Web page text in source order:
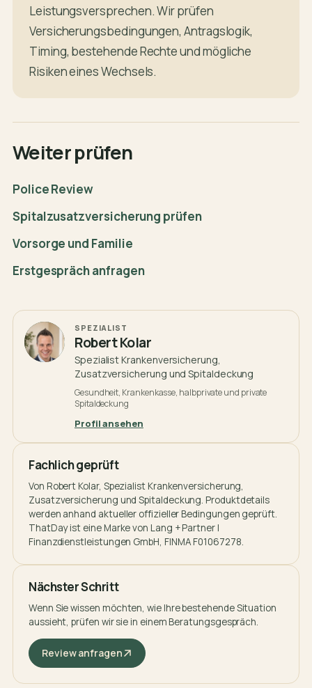
Leistungsversprechen. Wir prüfen
Versicherungsbedingungen, Antragslogik,
Timing, bestehende Rechte und mögliche
Risiken eines Wechsels.
Weiter prüfen
Police Review
Spitalzusatzversicherung prüfen
Vorsorge und Familie
Erstgespräch anfragen
SPEZIALIST
Robert Kolar
Spezialist Krankenversicherung,
Zusatzversicherung und Spitaldeckung
Gesundheit, Krankenkasse, halbprivate und private
Spitaldeckung
Profil ansehen
Fachlich geprüft
Von Robert Kolar, Spezialist Krankenversicherung,
Zusatzversicherung und Spitaldeckung. Produktdetails
werden anhand aktueller offizieller Bedingungen geprüft.
ThatDay ist eine Marke von Lang + Partner |
Finanzdienstleistungen GmbH, FINMA F01067278.
Nächster Schritt
Wenn Sie wissen möchten, wie Ihre bestehende Situation
aussieht, prüfen wir sie in einem Beratungsgespräch.
Review anfragen